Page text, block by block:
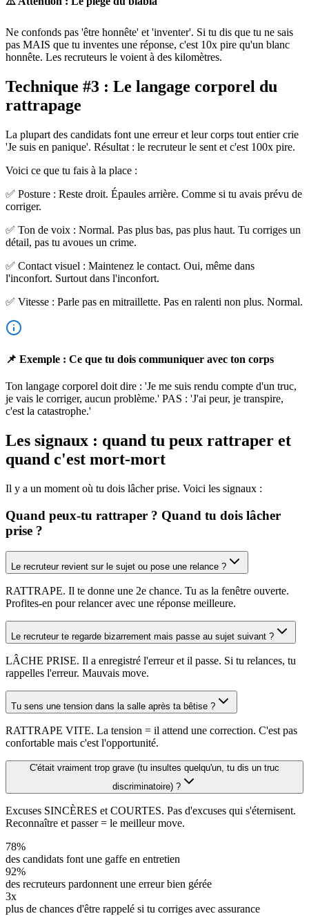
Ne confonds pas 'être honnête' et 'inventer'. Si tu dis que tu ne sais
pas MAIS que tu inventes une réponse, c'est 10x pire qu'un blanc
honnête. Les recruteurs le voient à des kilomètres.
Technique #3 : Le langage corporel du
rattrapage
La plupart des candidats font une erreur et leur corps tout entier crie
'Je suis en panique'. Résultat : le recruteur le sent et c'est 100x pire.
Voici ce que tu fais à la place :
✅ Posture : Reste droit. Épaules arrière. Comme si tu avais prévu de
corriger.
✅ Ton de voix : Normal. Pas plus bas, pas plus haut. Tu corriges un
détail, pas tu avoues un crime.
✅ Contact visuel : Maintenez le contact. Oui, même dans
l'inconfort. Surtout dans l'inconfort.
✅ Vitesse : Parle pas en mitraillette. Pas en ralenti non plus. Normal.
📌 Exemple : Ce que tu dois communiquer avec ton corps
Ton langage corporel doit dire : 'Je me suis rendu compte d'un truc,
je vais le corriger, aucun problème.' PAS : 'J'ai peur, je transpire,
c'est la catastrophe.'
Les signaux : quand tu peux rattraper et
quand c'est mort-mort
Il y a un moment où tu dois lâcher prise. Voici les signaux :
Quand peux-tu rattraper ? Quand tu dois lâcher
prise ?
Le recruteur revient sur le sujet ou pose une relance ?
RATTRAPE. Il te donne une 2e chance. Tu as la fenêtre ouverte.
Profites-en pour relancer avec une réponse meilleure.
Le recruteur te regarde bizarrement mais passe au sujet suivant ?
LÂCHE PRISE. Il a enregistré l'erreur et il passe. Si tu relances, tu
rappelles l'erreur. Mauvais move.
Tu sens une tension dans la salle après ta bêtise ?
RATTRAPE VITE. La tension = il attend une correction. C'est pas
confortable mais c'est l'opportunité.
C'était vraiment trop grave (tu insultes quelqu'un, tu dis un truc
discriminatoire) ?
Excuses SINCÈRES et COURTES. Pas d'excuses qui s'éternisent.
Reconnaître et passer = le meilleur move.
78%
des candidats font une gaffe en entretien
92%
des recruteurs pardonnent une erreur bien gérée
3x
plus de chances d'être rappelé si tu corriges avec assurance